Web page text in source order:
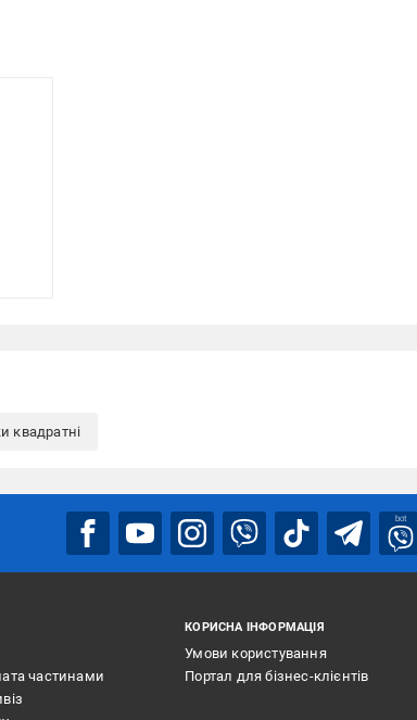
квадратні
bot
частинами
КОРИСНА ІНФОРМАЦІЯ
Умови користування
Портал для бізнес-клієнтів